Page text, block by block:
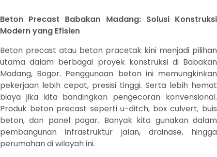
Beton Precast Babakan Madang: Solusi Konstruksi
Modern yang Efisien
Beton precast atau beton pracetak kini menjadi pilihan
utama dalam berbagai proyek konstruksi di Babakan
Madang, Bogor. Penggunaan beton ini memungkinkan
pekerjaan lebih cepat, presisi tinggi. Serta lebih hemat
biaya jika kita bandingkan pengecoran konvensional.
Produk beton precast seperti u-ditch, box culvert, buis
beton, dan panel pagar. Banyak kita gunakan dalam
pembangunan infrastruktur jalan, drainase, hingga
perumahan di wilayah ini.